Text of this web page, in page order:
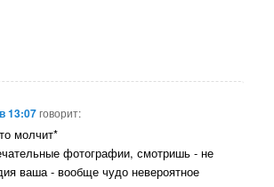
13:07говорит:
молчит*
фотографии, смотришь - не
ваша - вообще чудо невероятное